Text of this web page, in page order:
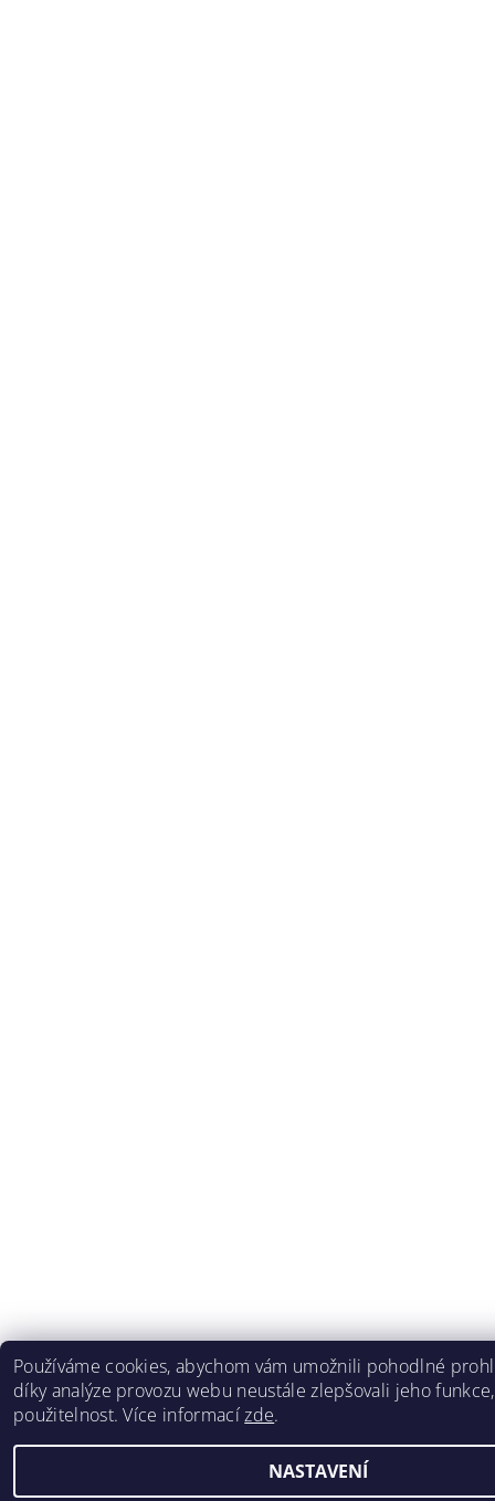
Používáme cookies, abychom vám umožnili pohodlné
díky analýze provozu webu neustále zlepšovali jeho
použitelnost. Více informacízde.
NASTAVENÍ